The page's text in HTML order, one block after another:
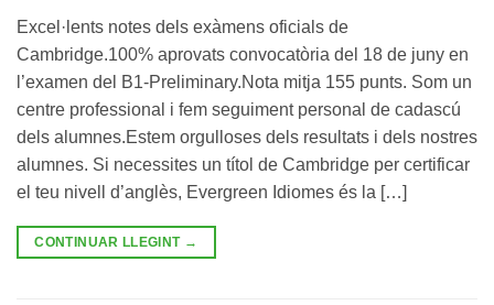
Excel·lents notes dels exàmens oficials de
Cambridge.100% aprovats convocatòria del 18 de juny en
l’examen del B1-Preliminary.Nota mitja 155 punts. Som un
centre professional i fem seguiment personal de cadascú
dels alumnes.Estem orgulloses dels resultats i dels nostres
alumnes. Si necessites un títol de Cambridge per certificar
el teu nivell d’anglès, Evergreen Idiomes és la […]
CONTINUAR LLEGINT →